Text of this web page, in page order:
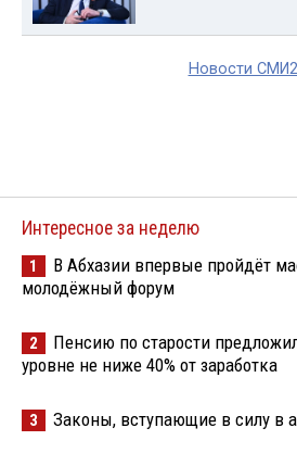
Новости СМИ2
Интересное за неделю
1
В Абхазии впервые пройдёт
молодёжный форум
2
Пенсию по старости
уровне не ниже 40% от заработка
3 Законы, вступающие в силу в